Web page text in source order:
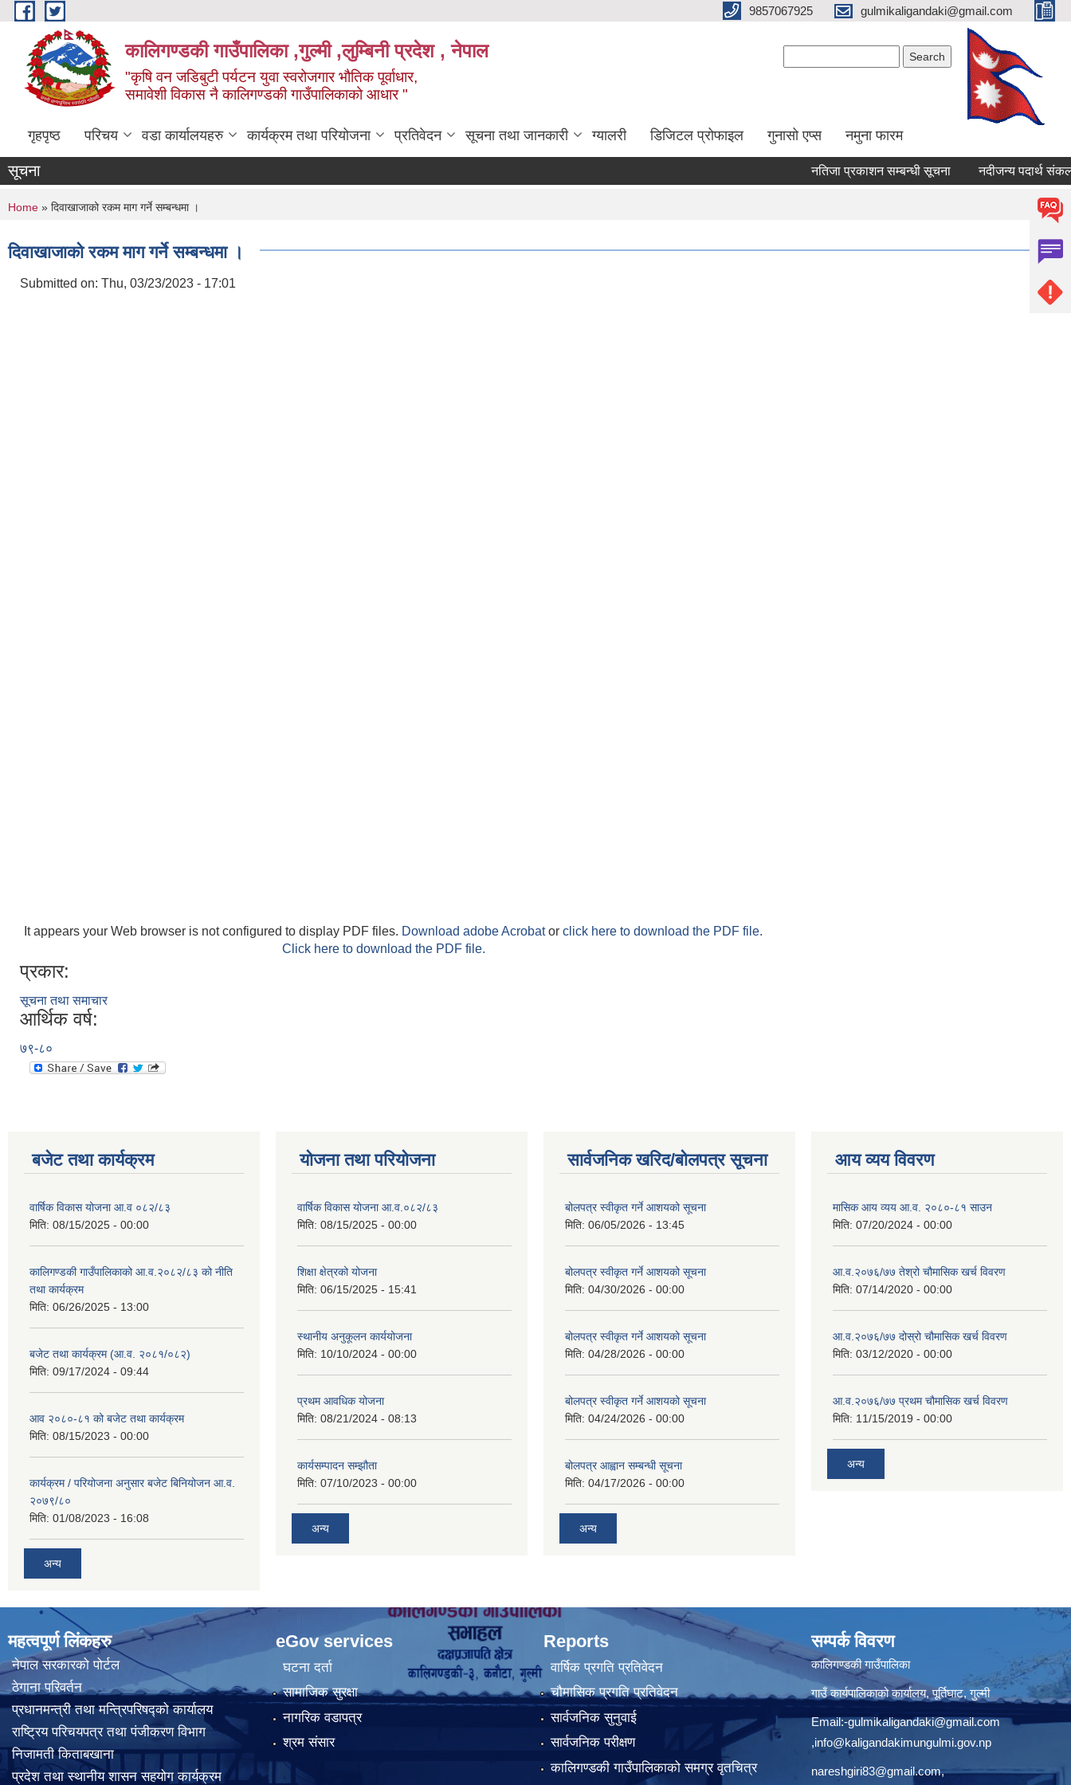
Skip to main content 9857067925 gulmikaligandaki@gmail.com
कालिगण्डकी गाउँपालिका ,गुल्मी ,लुम्बिनी प्रदेश , नेपाल
"कृषि वन जडिबुटी पर्यटन युवा स्वरोजगार भौतिक पूर्वाधार,
समावेशी विकास नै कालिगण्डकी गाउँपालिकाको आधार "
गृहपृष्ठ परिचय वडा कार्यालयहरु कार्यक्रम तथा परियोजना प्रतिवेदन सूचना तथा जानकारी ग्यालरी डिजिटल प्रोफाइल गुनासो एप्स नमुना फारम
सूचना नतिजा प्रकाशन सम्बन्धी सूचना नदीजन्य पदार्थ संकलन
You are here
Home » दिवाखाजाको रकम माग गर्ने सम्बन्धमा ।
दिवाखाजाको रकम माग गर्ने सम्बन्धमा ।
Submitted on: Thu, 03/23/2023 - 17:01
It appears your Web browser is not configured to display PDF files. Download adobe Acrobator click here to download the PDF file.
Click here to download the PDF file.
प्रकार:
सूचना तथा समाचार
आर्थिक वर्ष:
७९-८०
बजेट तथा कार्यक्रम
वार्षिक विकास योजना आ.व ०८२/८३
मिति: 08/15/2025 - 00:00
कालिगण्डकी गाउँपालिकाको आ.व.२०८२/८३ को नीति
तथा कार्यक्रम
मिति: 06/26/2025 - 13:00
बजेट तथा कार्यक्रम (आ.व. २०८१/०८२)
मिति: 09/17/2024 - 09:44
आव २०८०-८१ को बजेट तथा कार्यक्रम
मिति: 08/15/2023 - 00:00
कार्यक्रम / परियोजना अनुसार बजेट बिनियोजन आ.व.
२०७९/८०
मिति: 01/08/2023 - 16:08
अन्य
योजना तथा परियोजना
वार्षिक विकास योजना आ.व.०८२/८३
मिति: 08/15/2025 - 00:00
शिक्षा क्षेत्रको योजना
मिति: 06/15/2025 - 15:41
स्थानीय अनुकूलन कार्ययोजना
मिति: 10/10/2024 - 00:00
प्रथम आवधिक योजना
मिति: 08/21/2024 - 08:13
कार्यसम्पादन सम्झौता
मिति: 07/10/2023 - 00:00
अन्य
सार्वजनिक खरिद/बोलपत्र सूचना
बोलपत्र स्वीकृत गर्ने आशयको सूचना
मिति: 06/05/2026 - 13:45
बोलपत्र स्वीकृत गर्ने आशयको सूचना
मिति: 04/30/2026 - 00:00
बोलपत्र स्वीकृत गर्ने आशयको सूचना
मिति: 04/28/2026 - 00:00
बोलपत्र स्वीकृत गर्ने आशयको सूचना
मिति: 04/24/2026 - 00:00
बोलपत्र आह्वान सम्बन्धी सूचना
मिति: 04/17/2026 - 00:00
अन्य
आय व्यय विवरण
मासिक आय व्यय आ.व. २०८०-८१ साउन
मिति: 07/20/2024 - 00:00
आ.व.२०७६/७७ तेश्रो चौमासिक खर्च विवरण
मिति: 07/14/2020 - 00:00
आ.व.२०७६/७७ दोस्रो चौमासिक खर्च विवरण
मिति: 03/12/2020 - 00:00
आ.व.२०७६/७७ प्रथम चौमासिक खर्च विवरण
मिति: 11/15/2019 - 00:00
अन्य
महत्वपूर्ण लिंकहरु
नेपाल सरकारको पोर्टल
ठेगाना परिवर्तन
प्रधानमन्त्री तथा मन्त्रिपरिषद्को कार्यालय
राष्ट्रिय परिचयपत्र तथा पंजीकरण विभाग
निजामती किताबखाना
प्रदेश तथा स्थानीय शासन सहयोग कार्यक्रम
eGov services
घटना दर्ता
सामाजिक सुरक्षा
नागरिक वडापत्र
श्रम संसार
Reports
वार्षिक प्रगति प्रतिवेदन
चौमासिक प्रगति प्रतिवेदन
सार्वजनिक सुनुवाई
सार्वजनिक परीक्षण
कालिगण्डकी गाउँपालिकाको समग्र वृतचित्र
सम्पर्क विवरण
कालिगण्डकी गाउँपालिका
गाउँ कार्यपालिकाको कार्यालय, पूर्तिघाट, गुल्मी
Email:-gulmikaligandaki@gmail.com
,info@kaligandakimungulmi.gov.np
nareshgiri83@gmail.com,